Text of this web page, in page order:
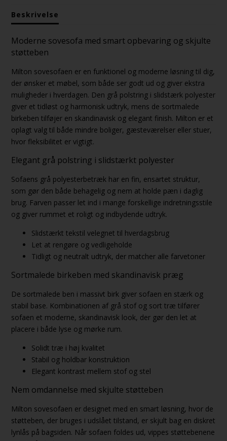
Beskrivelse
Moderne sovesofa med smart opbevaring og skjulte
støtteben
Milton sovesofaen er en funktionel og moderne løsning til dig,
der ønsker et møbel, som både ser godt ud og giver ekstra
muligheder i hverdagen. Den grå polstring i slidstærk polyester
giver et tidløst og harmonisk udtryk, mens de sortmalede
birkeben tilføjer en skandinavisk og elegant finish. Milton er et
oplagt valg til både mindre boliger, gæsteværelser eller stuer,
hvor fleksibilitet er vigtigt.
Elegant grå polstring i slidstærkt polyester
Sofaens grå polyesterbetræk har en fin, ensartet struktur,
som gør den både behagelig og nem at holde pæn i daglig
brug. Farven passer let ind i mange forskellige indretningsstile
og giver rummet et roligt og indbydende udtryk.
Slidstærkt tekstil velegnet til hverdagsbrug
Let at rengøre og vedligeholde
Tidligt og neutralt udtryk, der matcher alle farvetoner
Sortmalede birkeben med skandinavisk præg
De sortmalede ben i massivt birk giver sofaen en stærk og
stabil base. Kombinationen af grå stof og sort træ tilfører
sofaen et moderne, skandinavisk look, der gør den let at
placere i både lyse og mørke rum.
Solidt træ i høj kvalitet
Stabil og holdbar konstruktion
Elegant kontrast mellem stof og stel
Nem omdannelse med skjulte støtteben
Milton sovesofaen er designet med en smart løsning, hvor de
støtteben, der bruges i udslået tilstand, er skjult bag en diskret
lynlås på bagsiden. Når sofaen foldes ud, vippes støttebenene